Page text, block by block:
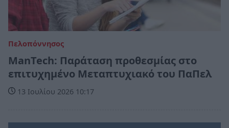
Πελοπόννησος
ManTech: Παράταση προθεσμίας στο
επιτυχημένο Μεταπτυχιακό του ΠαΠελ
13 Ιουλίου 2026 10:17